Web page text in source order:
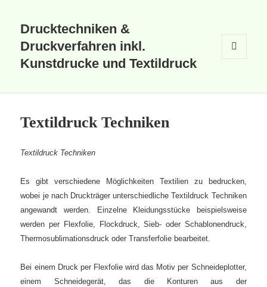
Drucktechniken &
Druckverfahren inkl.
Kunstdrucke und Textildruck
Textildruck Techniken
Textildruck Techniken
Es gibt verschiedene Möglichkeiten Textilien zu bedrucken,
wobei je nach Druckträger unterschiedliche Textildruck Techniken
angewandt werden.
Einzelne Kleidungsstücke beispielsweise
werden per Flexfolie, Flockdruck, Sieb- oder Schablonendruck,
Thermosublimationsdruck oder Transferfolie bearbeitet.
Bei einem Druck per Flexfolie wird das Motiv per Schneideplotter,
einem Schneidegerät, das die Konturen aus der